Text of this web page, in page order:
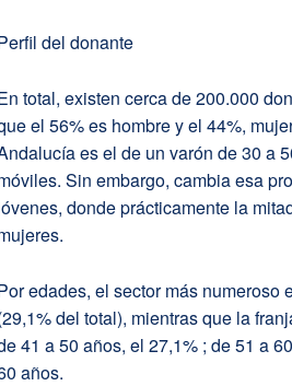
del donante
total, existen cerca de 200.000
el 56% es hombre y el 44%,
es el de un varón de 30 a
Sin embargo, cambia esa
donde prácticamente la
edades, el sector más
del total), mientras que la
41 a 50 años, el 27,1% ; de 51 a
años.